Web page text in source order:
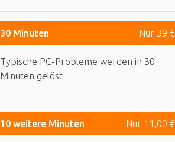
30 Minuten Nur 39 €
Typische PC-Probleme werden in 30
Minuten gelöst
10 weitere Minuten Nur 11,00 €